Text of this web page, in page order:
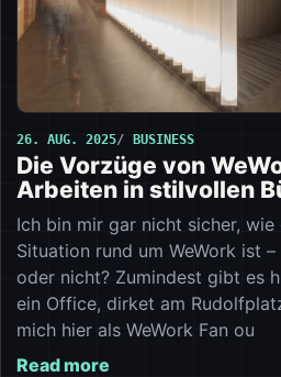
26. AUG. 2025 BUSINESS
Die Vorzüge von
Arbeiten in stilvollen
Ich bin mir gar nicht sicher,
Situation rund um WeWork ist
oder nicht? Zumindest gibt es
ein Office, dirket am
mich hier als WeWork Fan ou
Read more